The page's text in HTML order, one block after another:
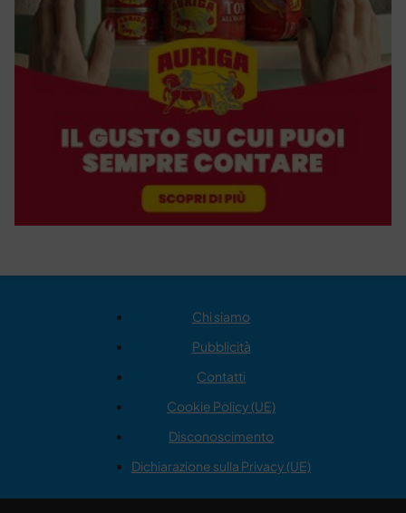
Chi siamo
Pubblicità
Contatti
Cookie Policy (UE)
Disconoscimento
Dichiarazione sulla Privacy (UE)